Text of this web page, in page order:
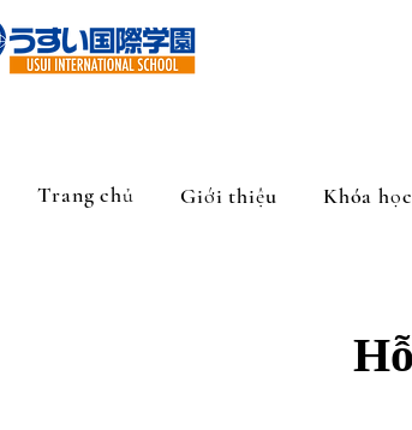
Trang chủ Giới thiệu Khóa học